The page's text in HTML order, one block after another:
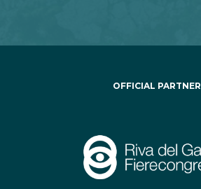
OFFICIAL PARTNER